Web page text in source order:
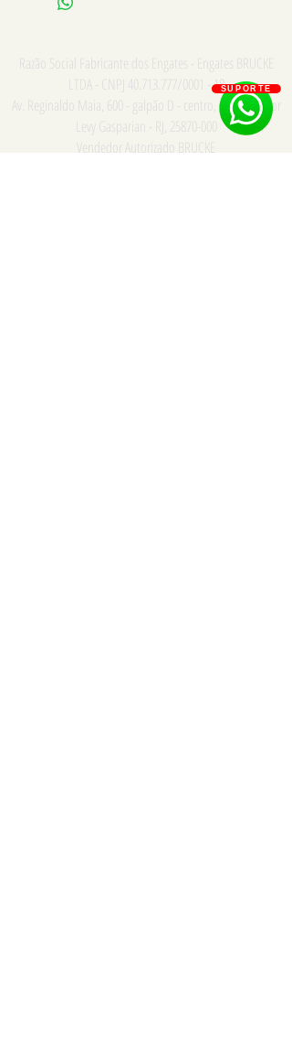
Razão Social Fabricante dos Engates - Engates BRUCKE
LTDA - CNPJ
/0001 - 18
Av. Reginaldo Maia, 600 - galpão D - centro, Comendador
Levy Gasparian - RJ,
Vendedor Autorizado BRUCKE
SUPORTE